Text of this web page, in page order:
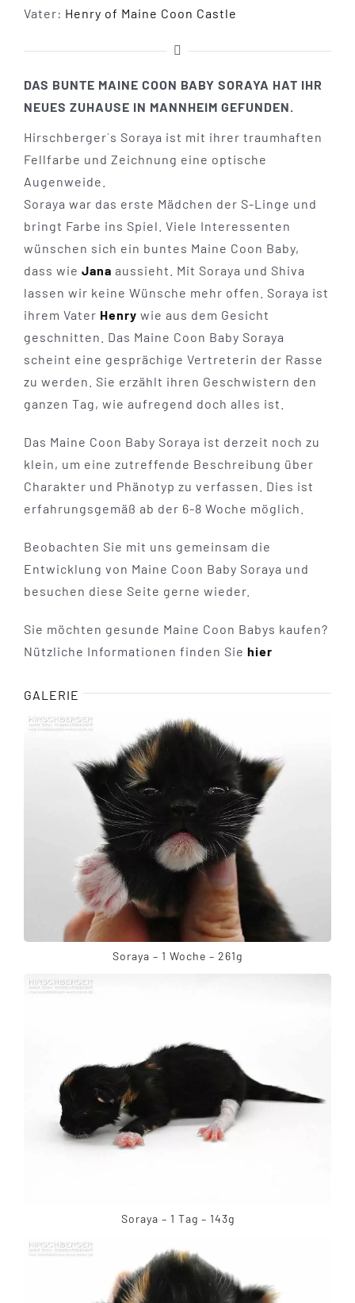
Vater: Henry of Maine Coon Castle
DAS BUNTE MAINE COON BABY SORAYA HAT IHR
NEUES ZUHAUSE IN MANNHEIM GEFUNDEN.
Hirschberger´s Soraya ist mit ihrer traumhaften
Fellfarbe und Zeichnung eine optische
Augenweide.
Soraya war das erste Mädchen der S-Linge und
bringt Farbe ins Spiel. Viele Interessenten
wünschen sich ein buntes Maine Coon Baby,
dass wie Jana aussieht. Mit Soraya und Shiva
lassen wir keine Wünsche mehr offen. Soraya ist
ihrem Vater Henry wie aus dem Gesicht
geschnitten. Das Maine Coon Baby Soraya
scheint eine gesprächige Vertreterin der Rasse
zu werden. Sie erzählt ihren Geschwistern den
ganzen Tag, wie aufregend doch alles ist.
Das Maine Coon Baby Soraya ist derzeit noch zu
klein, um eine zutreffende Beschreibung über
Charakter und Phänotyp zu verfassen. Dies ist
erfahrungsgemäß ab der 6-8 Woche möglich.
Beobachten Sie mit uns gemeinsam die
Entwicklung von Maine Coon Baby Soraya und
besuchen diese Seite gerne wieder.
Sie möchten gesunde Maine Coon Babys kaufen?
Nützliche Informationen finden Sie hier
GALERIE
Soraya – 1 Woche – 261g
Soraya – 1 Tag – 143g